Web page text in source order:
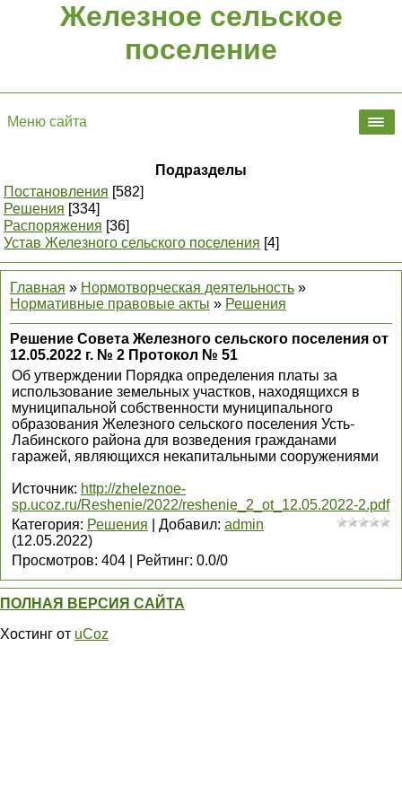
Железное сельское
поселение
Меню сайта
Подразделы
Постановления [582]
Решения [334]
Распоряжения [36]
Устав Железного сельского поселения [4]
Главная » Нормотворческая деятельность »
Нормативные правовые акты » Решения
Решение Совета Железного сельского поселения от
12.05.2022 г. № 2 Протокол № 51
Об утверждении Порядка определения платы за
использование земельных участков, находящихся в
муниципальной собственности муниципального
образования Железного сельского поселения Усть-
Лабинского района для возведения гражданами
гаражей, являющихся некапитальными сооружениями
Источник: http://zheleznoe-
sp.ucoz.ru/Reshenie/2022/reshenie_2_ot_12.05.2022-2.pdf
Категория: Решения Добавил: admin
(12.05.2022)
Просмотров: 404 Рейтинг: 0.0/0
ПОЛНАЯ ВЕРСИЯ САЙТА
Хостинг от uCoz